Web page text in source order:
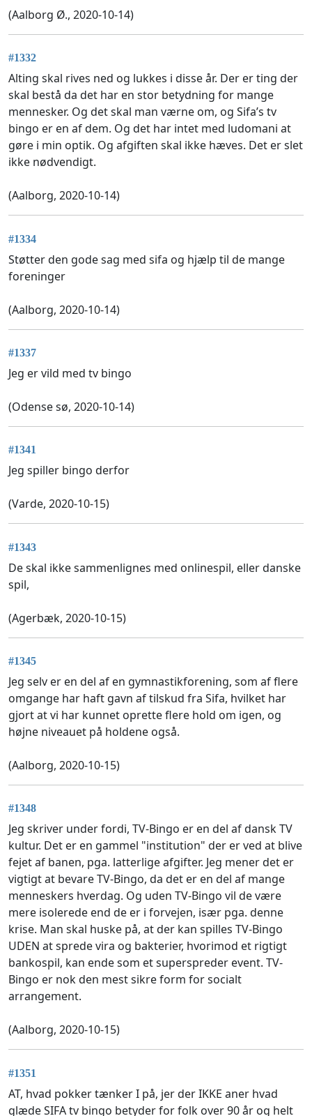
(Aalborg Ø., 2020-10-14)
#1332
Alting skal rives ned og lukkes i disse år. Der er ting der
skal bestå da det har en stor betydning for mange
mennesker. Og det skal man værne om, og Sifa’s tv
bingo er en af dem. Og det har intet med ludomani at
gøre i min optik. Og afgiften skal ikke hæves. Det er slet
ikke nødvendigt.
(Aalborg, 2020-10-14)
#1334
Støtter den gode sag med sifa og hjælp til de mange
foreninger
(Aalborg, 2020-10-14)
#1337
Jeg er vild med tv bingo
(Odense sø, 2020-10-14)
#1341
Jeg spiller bingo derfor
(Varde, 2020-10-15)
#1343
De skal ikke sammenlignes med onlinespil, eller danske
spil,
(Agerbæk, 2020-10-15)
#1345
Jeg selv er en del af en gymnastikforening, som af flere
omgange har haft gavn af tilskud fra Sifa, hvilket har
gjort at vi har kunnet oprette flere hold om igen, og
højne niveauet på holdene også.
(Aalborg, 2020-10-15)
#1348
Jeg skriver under fordi, TV-Bingo er en del af dansk TV
kultur. Det er en gammel "institution" der er ved at blive
fejet af banen, pga. latterlige afgifter. Jeg mener det er
vigtigt at bevare TV-Bingo, da det er en del af mange
menneskers hverdag. Og uden TV-Bingo vil de være
mere isolerede end de er i forvejen, især pga. denne
krise. Man skal huske på, at der kan spilles TV-Bingo
UDEN at sprede vira og bakterier, hvorimod et rigtigt
bankospil, kan ende som et superspreder event. TV-
Bingo er nok den mest sikre form for socialt
arrangement.
(Aalborg, 2020-10-15)
#1351
AT, hvad pokker tænker I på, jer der IKKE aner hvad
glæde SIFA tv bingo betyder for folk over 90 år og helt